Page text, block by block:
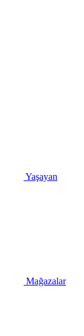
Yaşayan
Mağazalar